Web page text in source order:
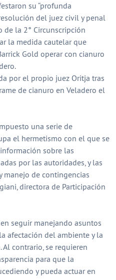
su “profunda
del juez civil y penal
la 2° Circunscripción
la medida cautelar que
Gold operar con cianuro
por el propio juez Oritja tras
de cianuro en Veladero el
una serie de
el hermetismo con el que se
sobre las
por las autoridades, y las
manejo de contingencias
directora de Participación
seguir manejando asuntos
afectación del ambiente y la
contrario, se requieren
para que la
y pueda actuar en